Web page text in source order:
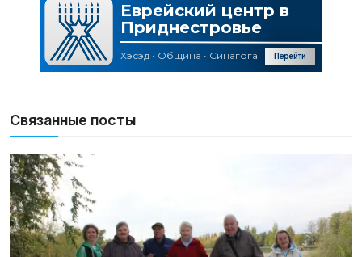
Связанные посты